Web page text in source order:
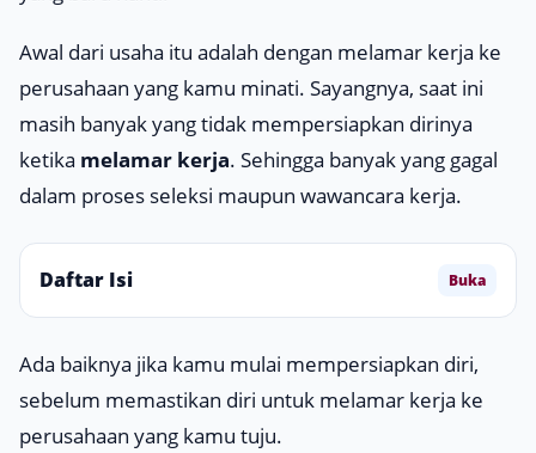
Awal dari usaha itu adalah dengan melamar kerja ke
perusahaan yang kamu minati. Sayangnya, saat ini
masih banyak yang tidak mempersiapkan dirinya
ketika melamar kerja. Sehingga banyak yang gagal
dalam proses seleksi maupun wawancara kerja.
Daftar Isi Buka
Ada baiknya jika kamu mulai mempersiapkan diri,
sebelum memastikan diri untuk melamar kerja ke
perusahaan yang kamu tuju.